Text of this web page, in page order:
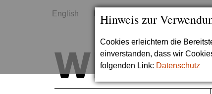
Hinweis zur
Cookies erleichtern die
einverstanden, dass wir
folgenden Link: Datenschutz
English